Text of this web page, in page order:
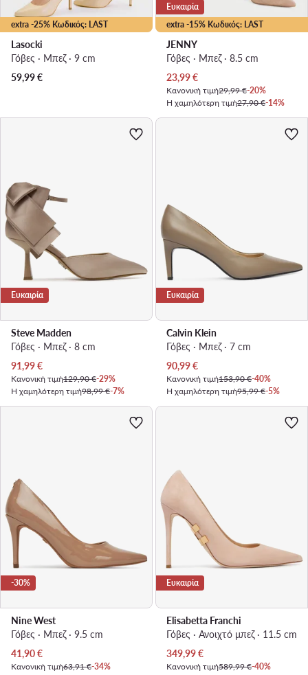
extra -25% Κωδικός: LAST
Lasocki
Γόβες · Μπεζ · 9 cm
59,99€
extra -15% Κωδικός: LAST
Ευκαιρία
JENNY
Γόβες · Μπεζ · 8.5 cm
Τρέχουσα τιμή
23,99€
Κανονική τιμή29,99 €-20%
Η χαμηλότερη τιμή27,90 €-14%
Ευκαιρία
Steve Madden
Γόβες · Μπεζ · 8 cm
Τρέχουσα τιμή
91,99€
Κανονική τιμή129,90 €-29%
Η χαμηλότερη τιμή98,99 €-7%
Ευκαιρία
Calvin Klein
Γόβες · Μπεζ · 7 cm
Τρέχουσα τιμή
90,99€
Κανονική τιμή153,90 €-40%
Η χαμηλότερη τιμή95,99 €-5%
-30%
Nine West
Γόβες · Μπεζ · 9.5 cm
Τρέχουσα τιμή
41,90€
Κανονική τιμή63,91 €-34%
Ευκαιρία
Elisabetta Franchi
Γόβες · Ανοιχτό μπεζ · 11.5 cm
Τρέχουσα τιμή
349,99€
Κανονική τιμή589,99 €-40%